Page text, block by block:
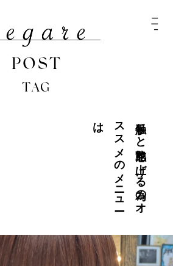
POST
TAG
手触り
と
艶感を
上げ
る
為の
オ
ス
ス
メ
の
メ
ニ
ュ
ー
は